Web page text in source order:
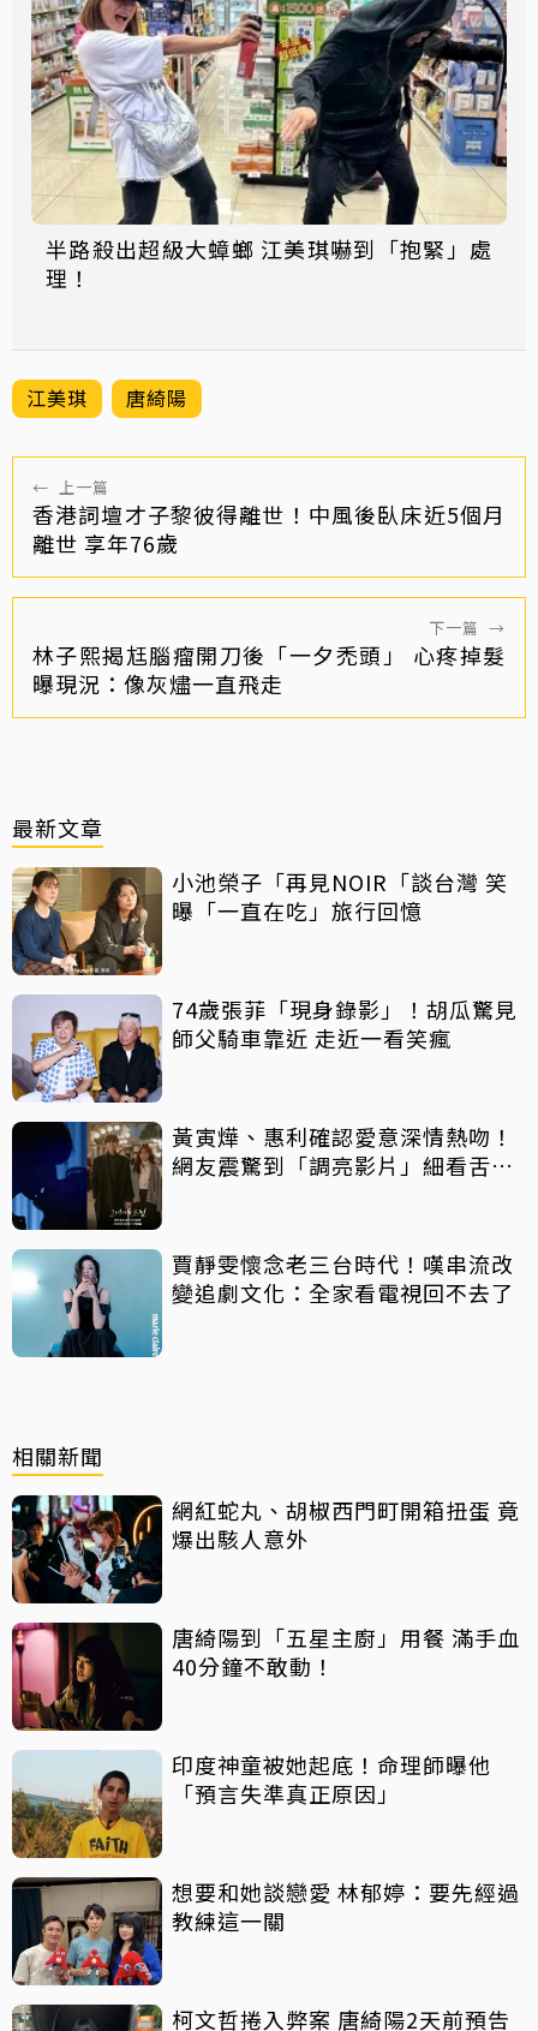
半路殺出超級大蟑螂 江美琪嚇到「抱緊」處
理！
江美琪 唐綺陽
← 上一篇
香港詞壇才子黎彼得離世！中風後臥床近5個月
離世 享年76歲
下一篇 →
林子熙揭尪腦瘤開刀後「一夕禿頭」 心疼掉髮
曝現況：像灰燼一直飛走
最新文章
小池榮子「再見NOIR「談台灣 笑
曝「一直在吃」旅行回憶
74歲張菲「現身錄影」！胡瓜驚見
師父騎車靠近 走近一看笑瘋
黃寅燁、惠利確認愛意深情熱吻！
網友震驚到「調亮影片」細看舌吻
賈靜雯懷念老三台時代！嘆串流改
變追劇文化：全家看電視回不去了
相關新聞
網紅蛇丸、胡椒西門町開箱扭蛋 竟
爆出駭人意外
唐綺陽到「五星主廚」用餐 滿手血
40分鐘不敢動！
印度神童被她起底！命理師曝他
「預言失準真正原因」
想要和她談戀愛 林郁婷：要先經過
教練這一關
柯文哲捲入弊案 唐綺陽2天前預告